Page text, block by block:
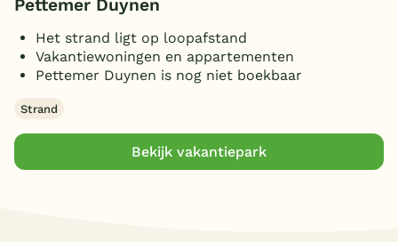
Pettemer Duynen
Het strand ligt op loopafstand
Vakantiewoningen en appartementen
Pettemer Duynen is nog niet boekbaar
Strand
Bekijk vakantiepark